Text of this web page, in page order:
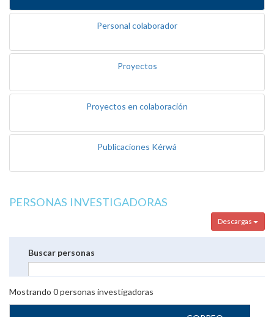
Personal colaborador
Proyectos
Proyectos en colaboración
Publicaciones Kérwá
PERSONAS INVESTIGADORAS
Descargas
Buscar personas
Mostrando 0personas investigadoras